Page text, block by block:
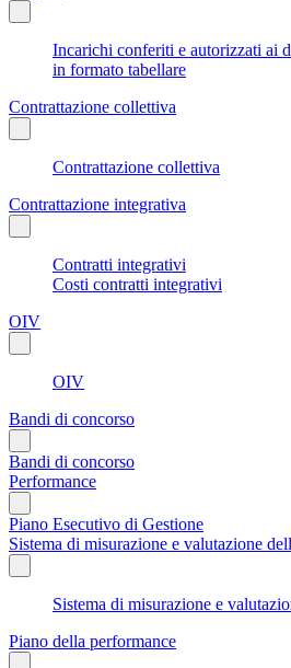
Incarichi conferiti e autorizzati ai
in formato tabellare
Contrattazione collettiva
Contrattazione collettiva
Contrattazione integrativa
Contratti integrativi
Costi contratti integrativi
OIV
OIV
Bandi di concorso
Bandi di concorso
Performance
Piano Esecutivo di Gestione
Sistema di misurazione e valutazione
Sistema di misurazione e
Piano della performance